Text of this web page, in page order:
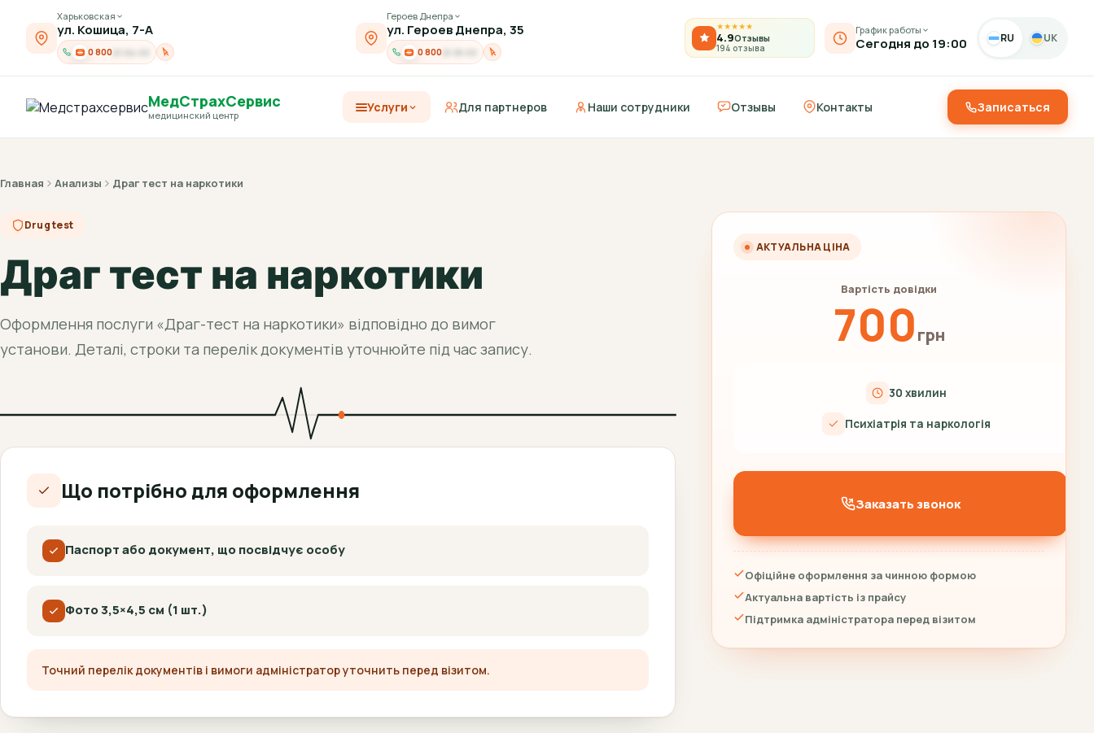
Харьковская
ул. Кошица, 7-А
0 800
Героев Днепра
ул. Героев Днепра, 35
0 80021-91-03
★★★★★
4.9Отзывы
194 отзыва
График работы
Сегодня до 19:00 RU UK
МедСтрахСервис
медицинский центр
Услуги Для партнеров Наши сотрудники Отзывы Контакты Записаться
Главная Анализы Драг тест на наркотики
Drug test
Драг тест на наркотики
Оформлення послуги «Драг-тест на наркотики» відповідно до вимог
установи. Деталі, строки та перелік документів уточнюйте під час запису.
Що потрібно для оформлення
Паспорт або документ, що посвідчує особу
Фото 3,5×4,5 см (1 шт.)
Точний перелік документів і вимоги адміністратор уточнить перед візитом.
АКТУАЛЬНА ЦІНА
Вартість довідки
700грн
30 хвилин
Психіатрія та наркологія
Заказать звонок
Офіційне оформлення за чинною формою
Актуальна вартість із прайсу
Підтримка адміністратора перед візитом